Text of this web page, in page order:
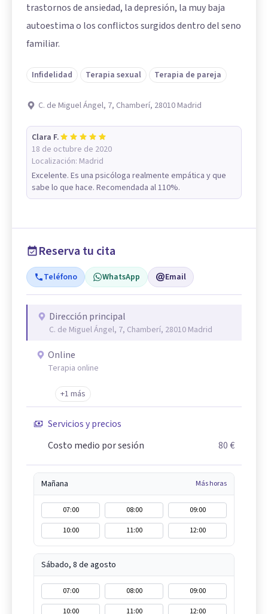
trastornos de ansiedad, la depresión, la muy baja
autoestima o los conflictos surgidos dentro del seno
familiar.
Infidelidad Terapia sexual Terapia de pareja
C. de Miguel Ángel, 7, Chamberí, 28010 Madrid
Clara F.
18 de octubre de 2020
Localización: Madrid
Excelente. Es una psicóloga realmente empática y que
sabe lo que hace. Recomendada al 110%.
Reserva tu cita
Teléfono WhatsApp Email
Dirección principal
C. de Miguel Ángel, 7, Chamberí, 28010 Madrid
Online
Terapia online
+1 más
Servicios y precios
Costo medio por sesión
80 €
Mañana Más horas
07:00 08:00
09:00
10:00
11:00 12:00
Sábado, 8 de agosto
07:00 08:00
09:00
10:00
11:00 12:00